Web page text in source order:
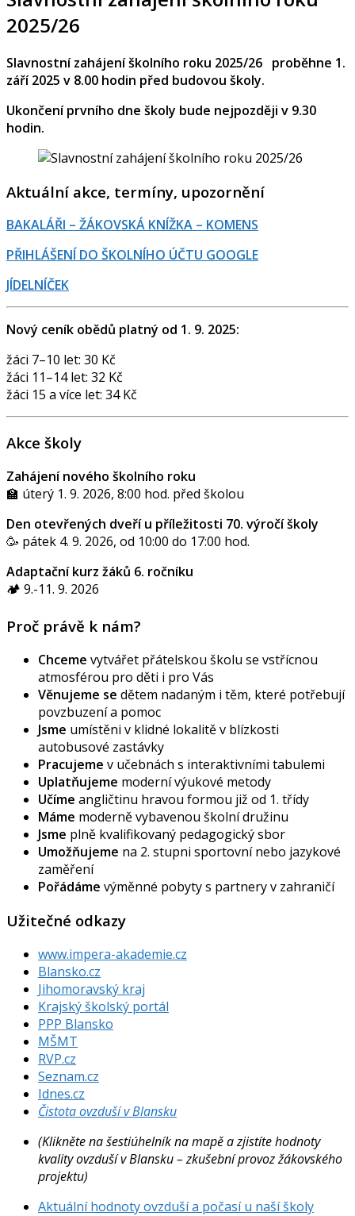
2025/26
Slavnostní zahájení školního roku 2025/26 proběhne 1.
září 2025 v 8.00 hodin před budovou školy.
Ukončení prvního dne školy bude nejpozději v 9.30
hodin.
Aktuální akce, termíny, upozornění
BAKALÁŘI – ŽÁKOVSKÁ KNÍŽKA – KOMENS
PŘIHLÁŠENÍ DO ŠKOLNÍHO ÚČTU GOOGLE
JÍDELNÍČEK
Nový ceník obědů platný od 1. 9. 2025:
žáci 7–10 let: 30 Kč
žáci 11–14 let: 32 Kč
žáci 15 a více let: 34 Kč
Akce školy
Zahájení nového školního roku
🏫 úterý 1. 9. 2026, 8:00 hod. před školou
Den otevřených dveří u příležitosti 70. výročí školy
🥳 pátek 4. 9. 2026, od 10:00 do 17:00 hod.
Adaptační kurz žáků 6. ročníku
🏕️ 9.-11. 9. 2026
Proč právě k nám?
Chceme vytvářet přátelskou školu se vstřícnou
atmosférou pro děti i pro Vás
Věnujeme se dětem nadaným i těm, které potřebují
povzbuzení a pomoc
Jsme umístěni v klidné lokalitě v blízkosti
autobusové zastávky
Pracujeme v učebnách s interaktivními tabulemi
Uplatňujeme moderní výukové metody
Učíme angličtinu hravou formou již od 1. třídy
Máme moderně vybavenou školní družinu
Jsme plně kvalifikovaný pedagogický sbor
Umožňujeme na 2. stupni sportovní nebo jazykové
zaměření
Pořádáme výměnné pobyty s partnery v zahraničí
Užitečné odkazy
www.impera-akademie.cz
Blansko.cz
Jihomoravský kraj
Krajský školský portál
PPP Blansko
MŠMT
RVP.cz
Seznam.cz
Idnes.cz
Čistota ovzduší v Blansku
(Klikněte na šestiúhelník na mapě a zjistíte hodnoty
kvality ovzduší v Blansku – zkušební provoz žákovského
projektu)
Aktuální hodnoty ovzduší a počasí u naší školy